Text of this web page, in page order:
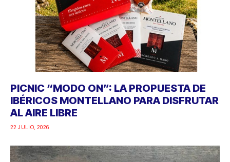
PICNIC “MODO ON”: LA PROPUESTA DE
IBÉRICOS MONTELLANO PARA DISFRUTAR
AL AIRE LIBRE
22 JULIO, 2026